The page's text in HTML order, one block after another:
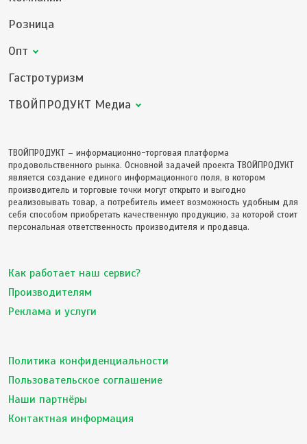
Розница
Опт
Гастротуризм
ТВОЙПРОДУКТ Медиа
ТВОЙПРОДУКТ – информационно-торговая платформа
продовольственного рынка. Основной задачей проекта ТВОЙПРОДУКТ
является создание единого информационного поля, в котором
производитель и торговые точки могут открыто и выгодно
реализовывать товар, а потребитель имеет возможность удобным для
себя способом приобретать качественную продукцию, за которой стоит
персональная ответственность производителя и продавца.
Как работает наш сервис?
Производителям
Реклама и услуги
Политика конфиденциальности
Пользовательское соглашение
Наши партнёры
Контактная информация